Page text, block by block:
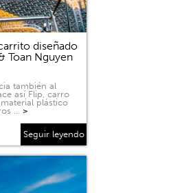
diseñado
Toan Nguyen
también al
así Flip, carro
plástico
… >
Seguir leyendo